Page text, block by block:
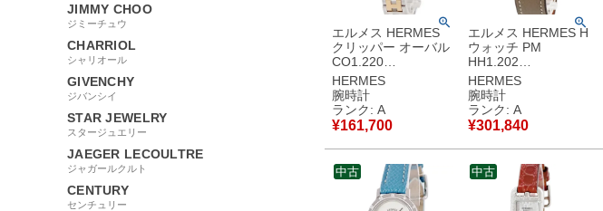
JIMMY CHOO
ジミーチュウ
CHARRIOL
シャリオール
GIVENCHY
ジバンシイ
STAR JEWELRY
スタージュエリー
JAEGER LECOULTRE
ジャガールクルト
CENTURY
センチュリー
エルメス HERMES
クリッパー オーバル
CO1.220
CO1.220.220/3787
シルバー ギョーシェ
楕円形 レディース 腕
時計クオーツ シルバ
ー 【中古】中古美品
HERMES
腕時計
ランク: A
¥161,700
エルメス HERMES H
ウォッチ PM
HH1.202
055424WW00 純正
ダイヤ ホワイト シェ
ル H型 スクエア レデ
ィース 腕時計クオー
ツ ホワイト 【中古】
中古美品
HERMES
腕時計
ランク: A
¥301,840
中古 中古